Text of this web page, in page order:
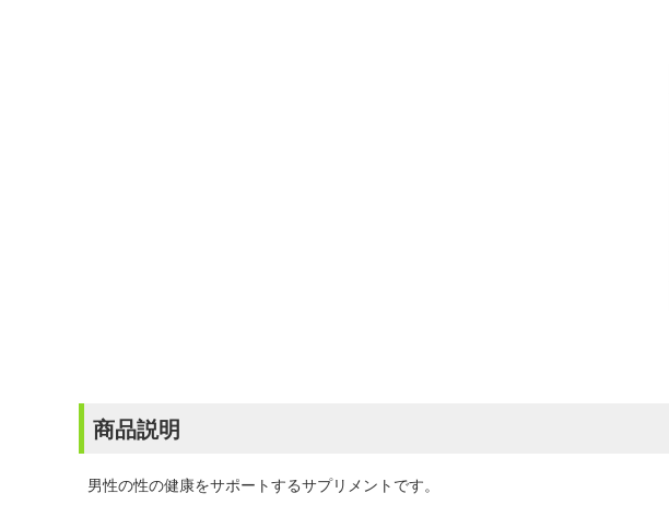
商品説明
男性の性の健康をサポートするサプリメントです。